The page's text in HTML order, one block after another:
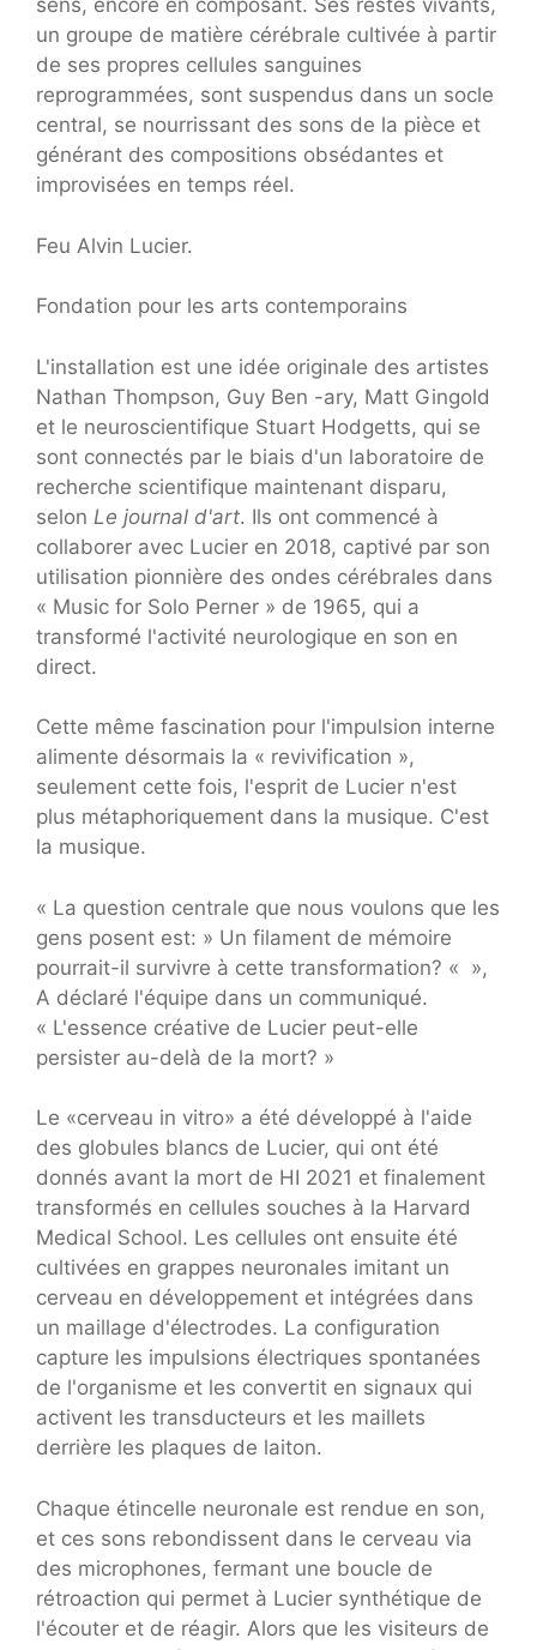
sens, encore en composant. Ses restes vivants,
un groupe de matière cérébrale cultivée à partir
de ses propres cellules sanguines
reprogrammées, sont suspendus dans un socle
central, se nourrissant des sons de la pièce et
générant des compositions obsédantes et
improvisées en temps réel.
Feu Alvin Lucier.
Fondation pour les arts contemporains
L'installation est une idée originale des artistes
Nathan Thompson, Guy Ben -ary, Matt Gingold
et le neuroscientifique Stuart Hodgetts, qui se
sont connectés par le biais d'un laboratoire de
recherche scientifique maintenant disparu,
selon Le journal d'art. Ils ont commencé à
collaborer avec Lucier en 2018, captivé par son
utilisation pionnière des ondes cérébrales dans
« Music for Solo Perner » de 1965, qui a
transformé l'activité neurologique en son en
direct.
Cette même fascination pour l'impulsion interne
alimente désormais la « revivification »,
seulement cette fois, l'esprit de Lucier n'est
plus métaphoriquement dans la musique. C'est
la musique.
« La question centrale que nous voulons que les
gens posent est: » Un filament de mémoire
pourrait-il survivre à cette transformation? « »,
A déclaré l'équipe dans un communiqué.
« L'essence créative de Lucier peut-elle
persister au-delà de la mort? »
Le «cerveau in vitro» a été développé à l'aide
des globules blancs de Lucier, qui ont été
donnés avant la mort de HI 2021 et finalement
transformés en cellules souches à la Harvard
Medical School. Les cellules ont ensuite été
cultivées en grappes neuronales imitant un
cerveau en développement et intégrées dans
un maillage d'électrodes. La configuration
capture les impulsions électriques spontanées
de l'organisme et les convertit en signaux qui
activent les transducteurs et les maillets
derrière les plaques de laiton.
Chaque étincelle neuronale est rendue en son,
et ces sons rebondissent dans le cerveau via
des microphones, fermant une boucle de
rétroaction qui permet à Lucier synthétique de
l'écouter et de réagir. Alors que les visiteurs de